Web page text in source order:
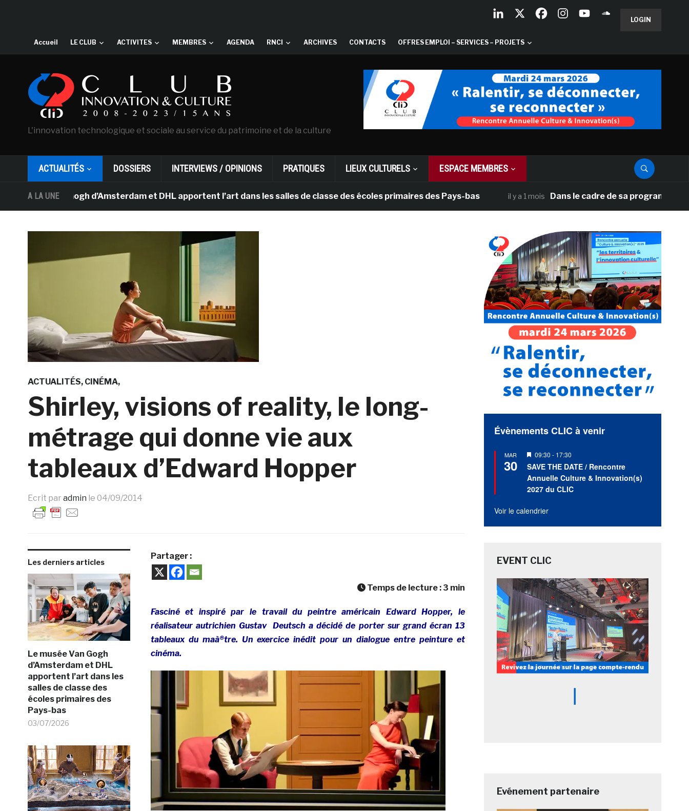
LOGIN
Accueil LE CLUB ACTIVITES MEMBRES AGENDA RNCI ARCHIVES CONTACTS OFFRES EMPLOI – SERVICES – PROJETS
L'innovation technologique et sociale au service du patrimoine et de la culture
ACTUALITÉS DOSSIERS INTERVIEWS / OPINIONS PRATIQUES LIEUX CULTURELS ESPACE MEMBRES
A LA UNE
Van Gogh d’Amsterdam et DHL apportent l’art dans les salles de classe des écoles primaires des Pays-bas il y a 1 mois Dans le cadre de sa programmation
ACTUALITÉS CINÉMA
Shirley, visions of reality, le long-
métrage qui donne vie aux
tableaux d’Edward Hopper
Ecrit par admin le 04/09/2014
Les derniers articles
Le musée Van Gogh
d’Amsterdam et DHL
apportent l’art dans les
salles de classe des
écoles primaires des
Pays-bas
03/07/2026
Partager :
Temps de lecture : 3 min
Fasciné et inspiré par le travail du peintre américain Edward Hopper, le
réalisateur autrichien Gustav Deutsch a décidé de porter sur grand écran 13
tableaux du maà®tre. Un exercice inédit pour un dialogue entre peinture et
cinéma.
Évènements CLIC à venir
MAR
30
Mis
en
avant
09:30 - 17:30
SAVE THE DATE / Rencontre
Annuelle Culture & Innovation(s)
2027 du CLIC
Voir le calendrier
EVENT CLIC
Evénement partenaire